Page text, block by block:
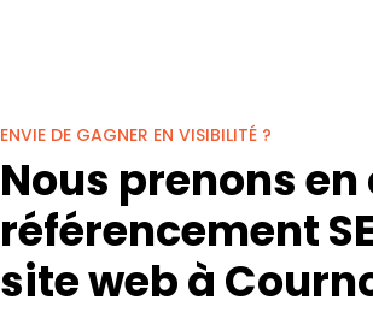
ENVIE DE GAGNER EN VISIBILITÉ ?
Nous prenons
référencement
site web à